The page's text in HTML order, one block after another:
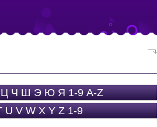
Ц Ч Ш Э Ю Я 1-9 A-Z
U V W X Y Z 1-9